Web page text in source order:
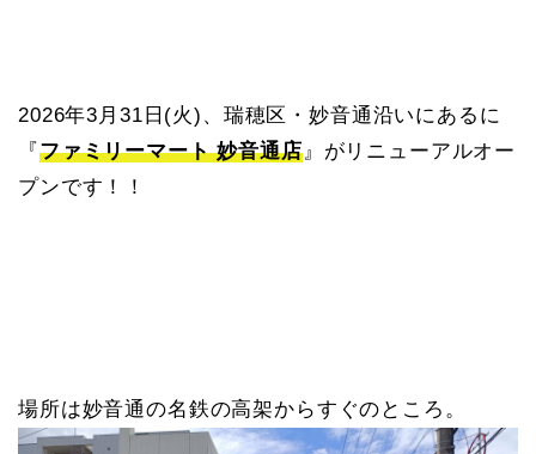
2026年3月31日(火)、瑞穂区・妙音通沿いにあるに
『ファミリーマート 妙音通店』がリニューアルオー
プンです！！
場所は妙音通の名鉄の高架からすぐのところ。